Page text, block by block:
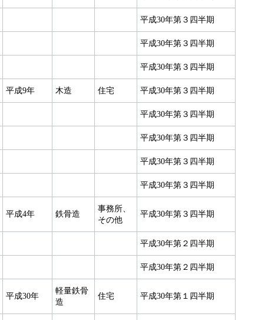
平成30年第３四半期
平成30年第３四半期
平成30年第３四半期
平成9年 木造 住宅 平成30年第３四半期
平成30年第３四半期
平成30年第３四半期
平成30年第３四半期
平成30年第３四半期
平成4年 鉄骨造
事務所、
その他
平成30年第３四半期
平成30年第２四半期
平成30年第２四半期
平成30年
軽量鉄骨
造
住宅 平成30年第１四半期